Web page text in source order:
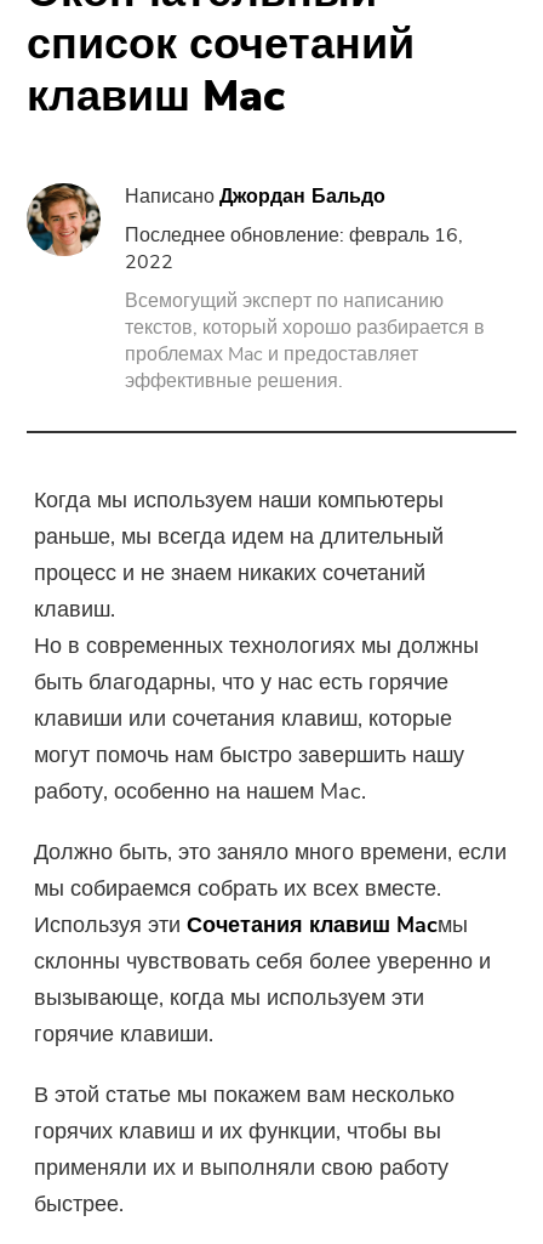
PowerUninstall
Screen Recorder
PDF Компрессор
Онлайн
Free Video Editor
Бесплатный фотокомпрессор
Бесплатный PDF Compressor
список сочетаний
клавиш Mac
НаписаноДжордан Бальдо
Последнее обновление: февраль 16,
2022
Всемогущий эксперт по написанию
текстов, который хорошо разбирается в
проблемах Mac и предоставляет
эффективные решения.
Когда мы используем наши компьютеры
раньше, мы всегда идем на длительный
процесс и не знаем никаких сочетаний
клавиш.
Но в современных технологиях мы должны
быть благодарны, что у нас есть горячие
клавиши или сочетания клавиш, которые
могут помочь нам быстро завершить нашу
работу, особенно на нашем Mac.
Должно быть, это заняло много времени, если
мы собираемся собрать их всех вместе.
Используя этиСочетания клавиш Macмы
склонны чувствовать себя более уверенно и
вызывающе, когда мы используем эти
горячие клавиши.
В этой статье мы покажем вам несколько
горячих клавиш и их функции, чтобы вы
применяли их и выполняли свою работу
быстрее.